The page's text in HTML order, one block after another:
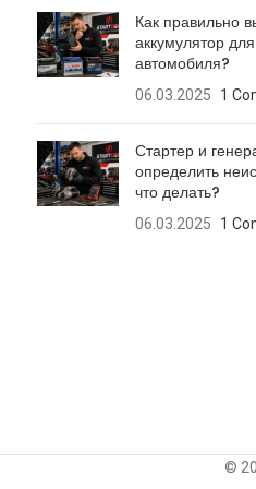
[:]
Как правильно
аккумулятор для
автомобиля?
06.03.2025 1
Стартер и
определить
что делать?
06.03.2025 1
©